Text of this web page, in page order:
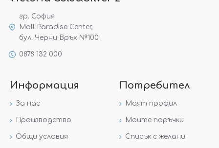
гр. София
Mall Paradise Center,
бул. Черни Връх №100
0878 132 000
Информация
За нас
Производство
Общи условия
Потребител
Моят профил
Моите поръчки
Списък с желани